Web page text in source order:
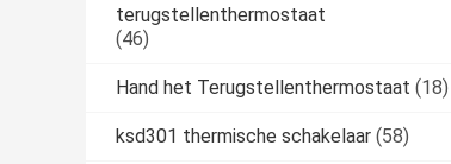
terugstellenthermostaat
(46)
Hand het Terugstellenthermostaat (18)
ksd301 thermische schakelaar (58)